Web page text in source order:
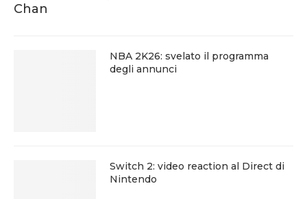
Chan
NBA 2K26: svelato il programma
degli annunci
Switch 2: video reaction al Direct di
Nintendo